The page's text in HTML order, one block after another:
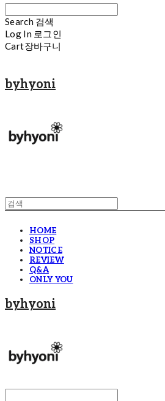
Search 검색
Log In 로그인
Cart장바구니
byhyoni
HOME
SHOP
NOTICE
REVIEW
Q&A
ONLY YOU
byhyoni